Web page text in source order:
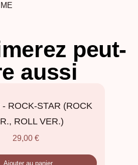
peut-
aussi
ROCK-STAR (ROCK
ROLL VER.)
29,00 €
Ajouter au panier